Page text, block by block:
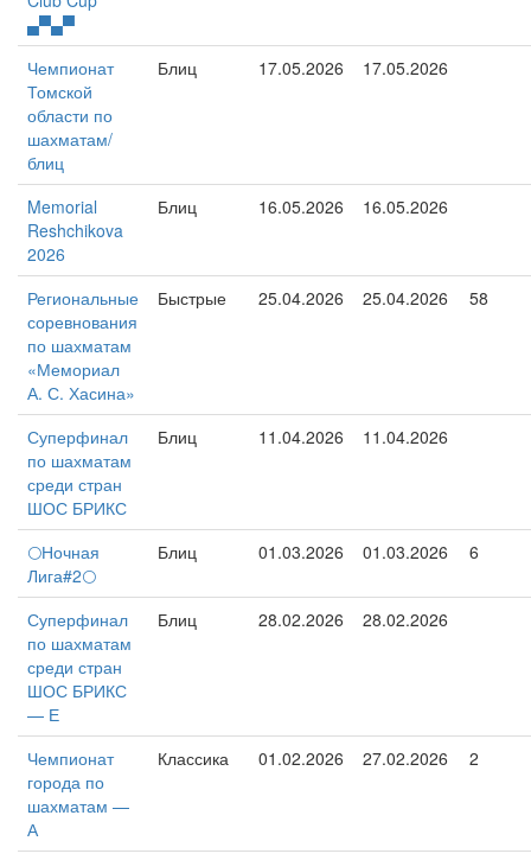
▄▀▄▀
Чемпионат
Томской
области по
шахматам/
блиц
Блиц 17.05.2026 17.05.2026
Memorial
Reshchikova
2026
Блиц 16.05.2026 16.05.2026
Региональные
соревнования
по шахматам
«Мемориал
А. С. Хасина»
Быстрые 25.04.2026 25.04.2026 58
Суперфинал
по шахматам
среди стран
ШОС БРИКС
Блиц 11.04.2026 11.04.2026
🌕Ночная
Лига#2🌕
Блиц 01.03.2026 01.03.2026 6
Суперфинал
по шахматам
среди стран
ШОС БРИКС
— Е
Блиц 28.02.2026 28.02.2026
Чемпионат
города по
шахматам —
А
Классика 01.02.2026 27.02.2026 2